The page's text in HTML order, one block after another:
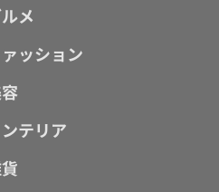
メ
ッション
テリア